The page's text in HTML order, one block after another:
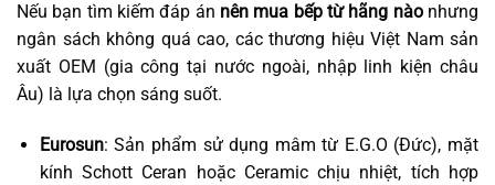
Nếu bạn tìm kiếm đáp án nên mua bếp từ hãng nàonhưng
ngân sách không quá cao, các thương hiệu Việt Nam sản
xuất OEM (gia công tại nước ngoài, nhập linh kiện châu
Âu) là lựa chọn sáng suốt.
Eurosun: Sản phẩm sử dụng mâm từ E.G.O (Đức), mặt
kính Schott Ceran hoặc Ceramic chịu nhiệt, tích hợp